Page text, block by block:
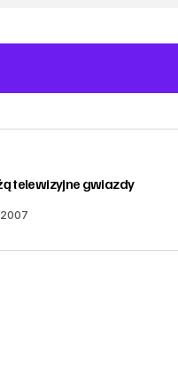
telewizyjne gwiazdy